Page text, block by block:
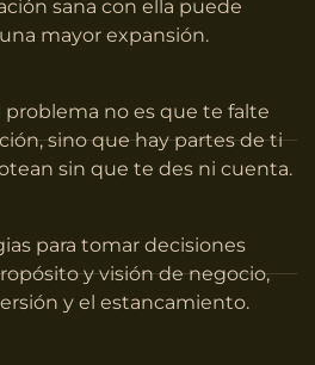
sana con ella puede
mayor expansión.
no es que te falte
sino que hay partes de ti
sin que te des ni cuenta.
para tomar decisiones
y visión de negocio,
y el estancamiento.